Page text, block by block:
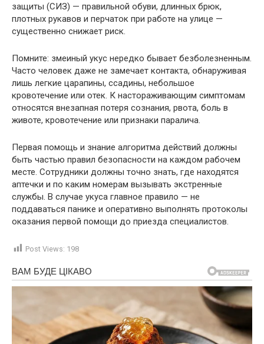
защиты (СИЗ) — правильной обуви, длинных брюк,
плотных рукавов и перчаток при работе на улице —
существенно снижает риск.
Помните: змеиный укус нередко бывает безболезненным.
Часто человек даже не замечает контакта, обнаруживая
лишь легкие царапины, ссадины, небольшое
кровотечение или отек. К настораживающим симптомам
относятся внезапная потеря сознания, рвота, боль в
животе, кровотечение или признаки паралича.
Первая помощь и знание алгоритма действий должны
быть частью правил безопасности на каждом рабочем
месте. Сотрудники должны точно знать, где находятся
аптечки и по каким номерам вызывать экстренные
службы. В случае укуса главное правило — не
поддаваться панике и оперативно выполнять протоколы
оказания первой помощи до приезда специалистов.
Post Views: 198